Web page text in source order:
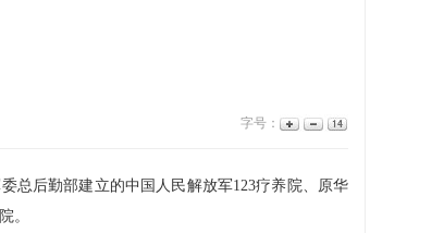
字号：
后勤部建立的中国人民解放军123疗养院、原华
。